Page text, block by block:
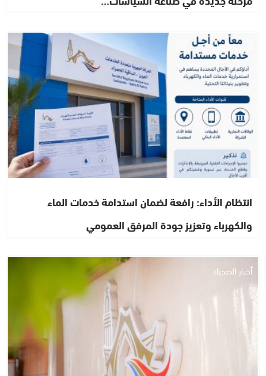
أخبار الصحراء
انتظام الأداء: رافعة لضمان استدامة خدمات الماء
والكهرباء وتعزيز جودة المرفق العمومي
أخبار الصحراء